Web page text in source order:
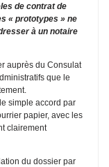
de contrat de
« prototypes » ne
à un notaire
auprès du Consulat
que le
simple accord par
papier, avec les
clairement
du dossier par